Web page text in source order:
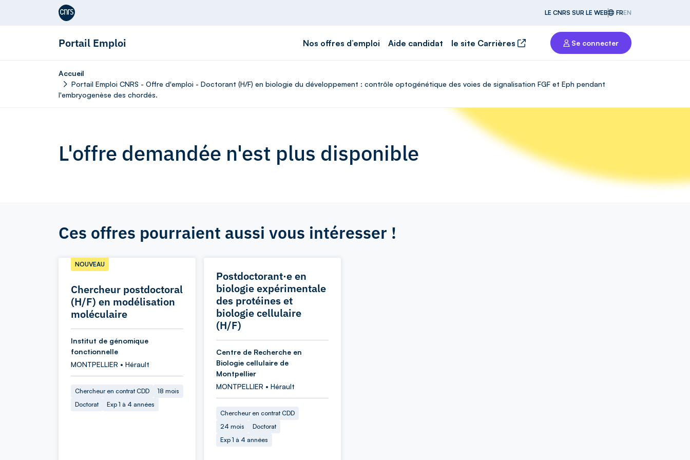
Aller au contenu
LE CNRS SUR LE WEB FREN
Portail Emploi Nos offres d’emploi Aide candidat le site Carrières Se connecter
Accueil
Portail Emploi CNRS - Offre d'emploi - Doctorant (H/F) en biologie du développement : contrôle optogénétique des voies de signalisation FGF et Eph pendant
l'embryogenèse des chordés.
L'offre demandée n'est plus disponible
Ces offres pourraient aussi vous intéresser !
Chercheur postdoctoral
(H/F) en modélisation
moléculaire
NOUVEAU
Institut de génomique
fonctionnelle
MONTPELLIER • Hérault
Chercheur en contrat CDD
18 mois
Doctorat
Exp 1 à 4 années
Postdoctorant·e en
biologie expérimentale
des protéines et
biologie cellulaire
(H/F)
Centre de Recherche en
Biologie cellulaire de
Montpellier
MONTPELLIER • Hérault
Chercheur en contrat CDD
24 mois
Doctorat
Exp 1 à 4 années